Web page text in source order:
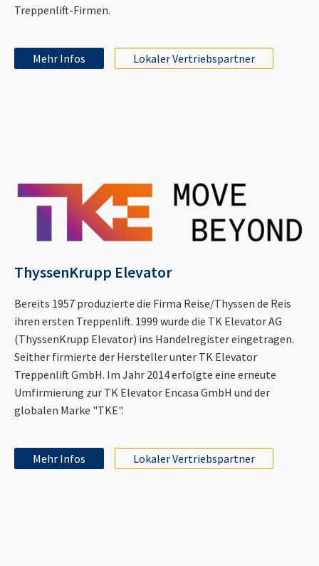
Treppenlift-Firmen.
Mehr Infos Lokaler Vertriebspartner
ThyssenKrupp Elevator
Bereits 1957 produzierte die Firma Reise/Thyssen de Reis
ihren ersten Treppenlift. 1999 wurde die TK Elevator AG
(ThyssenKrupp Elevator) ins Handelregister eingetragen.
Seither firmierte der Hersteller unter TK Elevator
Treppenlift GmbH. Im Jahr 2014 erfolgte eine erneute
Umfirmierung zur TK Elevator Encasa GmbH und der
globalen Marke "TKE".
Mehr Infos Lokaler Vertriebspartner